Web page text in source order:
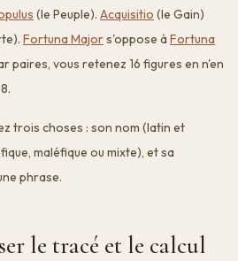
(le Peuple). Acquisitio (le Gain)
Fortuna Majors'oppose à Fortuna
paires, vous retenez 16 figures en n'en
trois choses : son nom (latin et
maléfique ou mixte), et sa
phrase.
le tracé et le calcul